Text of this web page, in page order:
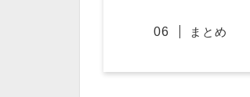
まとめ